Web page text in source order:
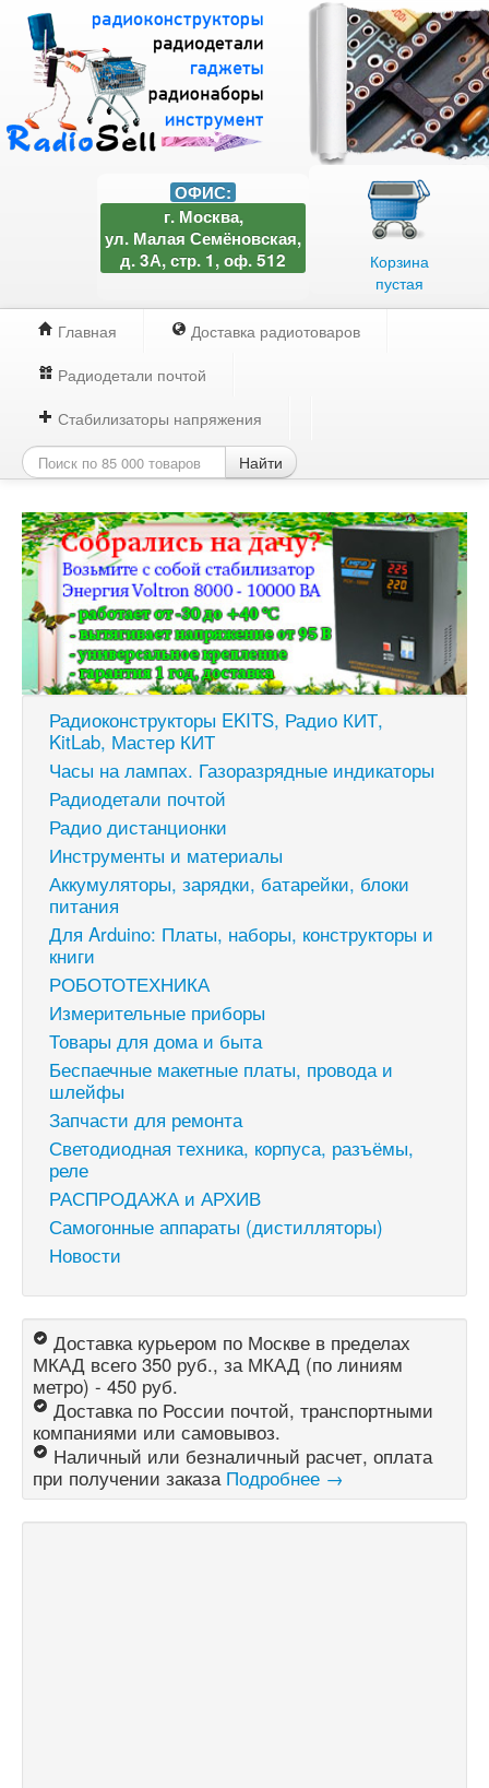
Корзина
пустая
ОФИС:
г. Москва,
ул. Малая Семёновская,
д. 3А, стр. 1, оф. 512
Главная
Доставка радиотоваров
Радиодетали почтой
Стабилизаторы напряжения
Найти
Радиоконструкторы EKITS, Радио КИТ,
KitLab, Мастер КИТ
Часы на лампах. Газоразрядные индикаторы
Радиодетали почтой
Радио дистанционки
Инструменты и материалы
Аккумуляторы, зарядки, батарейки, блоки
питания
Для Arduino: Платы, наборы, конструкторы и
книги
РОБОТОТЕХНИКА
Измерительные приборы
Товары для дома и быта
Беспаечные макетные платы, провода и
шлейфы
Запчасти для ремонта
Светодиодная техника, корпуса, разъёмы,
реле
РАСПРОДАЖА и АРХИВ
Самогонные аппараты (дистилляторы)
Новости
Доставка курьером по Москве в пределах
МКАД всего 350 руб., за МКАД (по линиям
метро) - 450 руб.
Доставка по России почтой, транспортными
компаниями или самовывоз.
Наличный или безналичный расчет, оплата
при получении заказа Подробнее →